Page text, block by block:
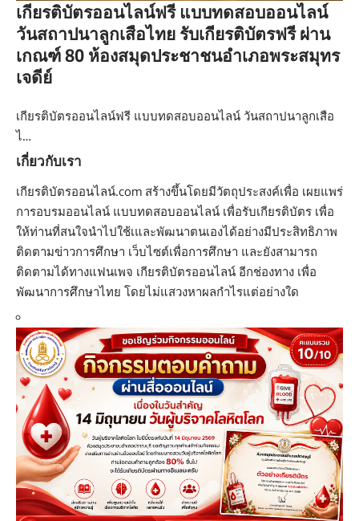
เกียรติบัตรออนไลน์ฟรี แบบทดสอบออนไลน์
วันสถาปนาลูกเสือไทย รับเกียรติบัตรฟรี ผ่าน
เกณฑ์ 80 ห้องสมุดประชาชนอำเภอพระสมุทร
เจดีย์
เกียรติบัตรออนไลน์ฟรี แบบทดสอบออนไลน์ วันสถาปนาลูกเสือ
ไ…
เกี่ยวกับเรา
เกียรติบัตรออนไลน์.com สร้างขึ้นโดยมีวัตถุประสงค์เพื่อ เผยแพร่
การอบรมออนไลน์ แบบทดสอบออนไลน์ เพื่อรับเกียรติบัตร เพื่อ
ให้ท่านที่สนใจนำไปใช้เและพัฒนาตนเองได้อย่างมีประสิทธิภาพ
ติดตามข่าวการศึกษา เว็บไซต์เพื่อการศึกษา และยังสามารถ
ติดตามได้ทางแฟนเพจ เกียรติบัตรออนไลน์ อีกช่องทาง เพื่อ
พัฒนาการศึกษาไทย โดยไม่แสวงหาผลกำไรแต่อย่างใด